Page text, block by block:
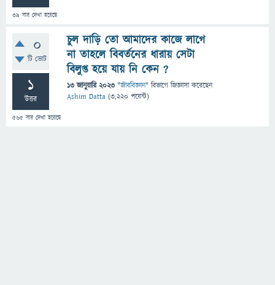
39 বার দেখা হয়েছে
0
টি ভোট
1
উত্তর
565 বার দেখা হয়েছে
চুল দাড়ি তো আমাদের কাজে লাগে
না তাহলে বিবর্তনের ধারায় সেটা
বিলুপ্ত হয়ে যায় নি কেন ?
13 জানুয়ারি 2023 "জীববিজ্ঞান" বিভাগে জিজ্ঞাসাকরেছেন
Ashim Datta (3,220 পয়েন্ট)